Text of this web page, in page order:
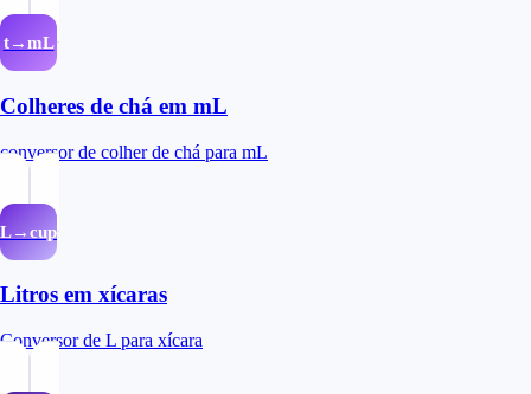
t→mL
Colheres de chá em mL
conversor de colher de chá para mL
L→cup
Litros em xícaras
Conversor de L para xícara